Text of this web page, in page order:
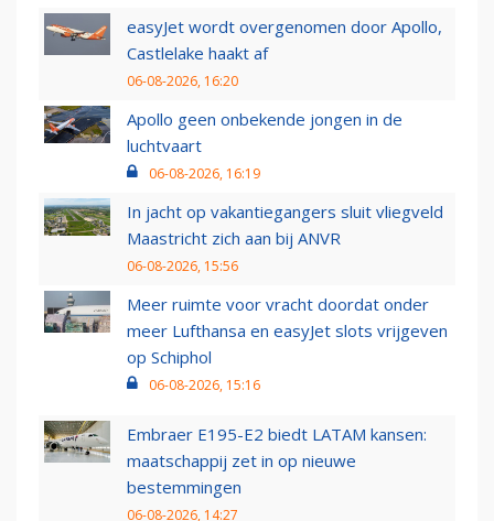
easyJet wordt overgenomen door Apollo,
Castlelake haakt af
06-08-2026, 16:20
Apollo geen onbekende jongen in de
luchtvaart
06-08-2026, 16:19
In jacht op vakantiegangers sluit vliegveld
Maastricht zich aan bij ANVR
06-08-2026, 15:56
Meer ruimte voor vracht doordat onder
meer Lufthansa en easyJet slots vrijgeven
op Schiphol
06-08-2026, 15:16
Embraer E195-E2 biedt LATAM kansen:
maatschappij zet in op nieuwe
bestemmingen
06-08-2026, 14:27